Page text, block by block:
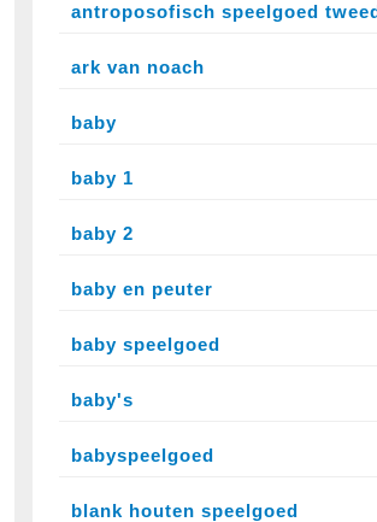
antroposofisch speelgoed
ark van noach
baby
baby 1
baby 2
baby en peuter
baby speelgoed
baby's
babyspeelgoed
blank houten speelgoed